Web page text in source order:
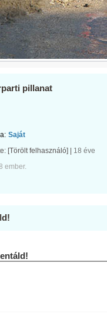
pillanat
Saját
[Törölt felhasználó]
18 éve
ember.